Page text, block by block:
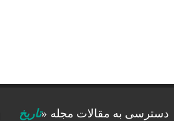
دسترسی به مقالات مجله «تاریخ